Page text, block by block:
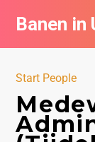
Banen in
Start People
Vacatures per
De